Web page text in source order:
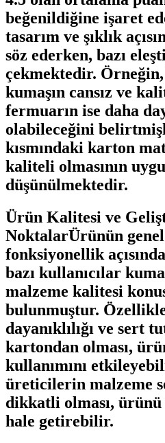
beğenildiğine işaret
tasarım ve şıklık
söz ederken, bazı
çekmektedir. Örneğin,
kumaşın cansız ve
fermuarın ise daha
olabileceğini
kısmındaki karton
kaliteli olmasının
düşünülmektedir.
Ürün Kalitesi ve
NoktalarÜrünün
fonksiyonellik
bazı kullanıcılar
malzeme kalitesi
bulunmuştur.
dayanıklılığı ve sert
kartondan olması,
kullanımını
üreticilerin malzeme
dikkatli olması, ürünü
hale getirebilir.